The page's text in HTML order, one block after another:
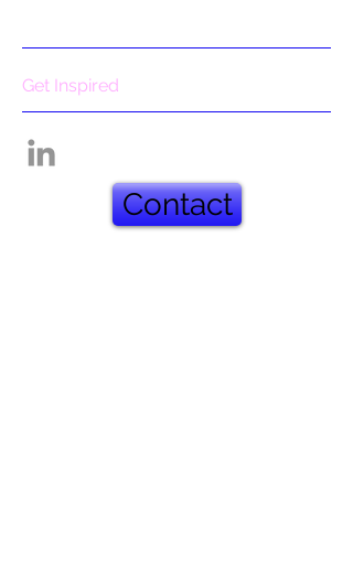
Get Inspired
Contact